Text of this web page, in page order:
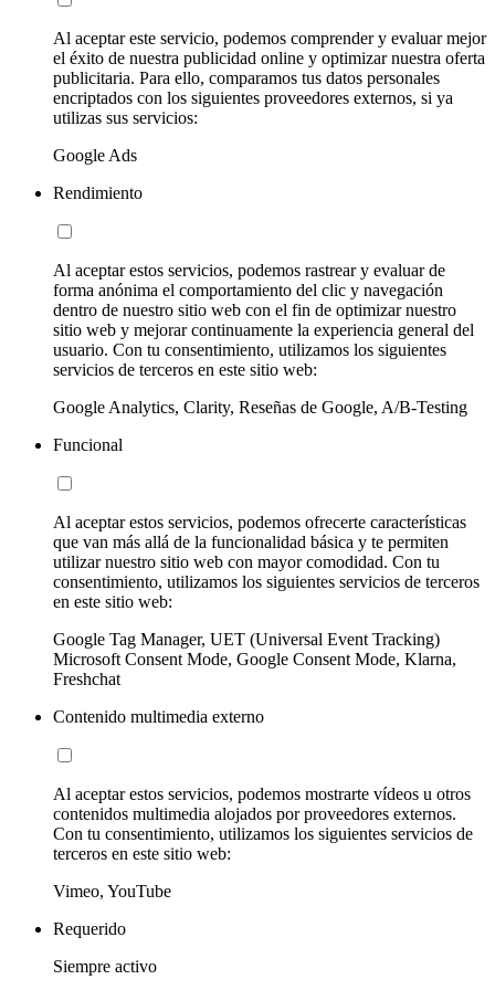
Al aceptar este servicio, podemos comprender y evaluar mejor
el éxito de nuestra publicidad online y optimizar nuestra oferta
publicitaria. Para ello, comparamos tus datos personales
encriptados con los siguientes proveedores externos, si ya
utilizas sus servicios:
Google Ads
Rendimiento
Al aceptar estos servicios, podemos rastrear y evaluar de
forma anónima el comportamiento del clic y navegación
dentro de nuestro sitio web con el fin de optimizar nuestro
sitio web y mejorar continuamente la experiencia general del
usuario. Con tu consentimiento, utilizamos los siguientes
servicios de terceros en este sitio web:
Google Analytics, Clarity, Reseñas de Google, A/B-Testing
Funcional
Al aceptar estos servicios, podemos ofrecerte características
que van más allá de la funcionalidad básica y te permiten
utilizar nuestro sitio web con mayor comodidad. Con tu
consentimiento, utilizamos los siguientes servicios de terceros
en este sitio web:
Google Tag Manager, UET (Universal Event Tracking)
Microsoft Consent Mode, Google Consent Mode, Klarna,
Freshchat
Contenido multimedia externo
Al aceptar estos servicios, podemos mostrarte vídeos u otros
contenidos multimedia alojados por proveedores externos.
Con tu consentimiento, utilizamos los siguientes servicios de
terceros en este sitio web:
Vimeo, YouTube
Requerido
Siempre activo